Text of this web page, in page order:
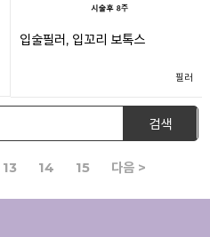
입술필러, 입꼬리 보톡스
필러
검색
13 14 15 다음 >